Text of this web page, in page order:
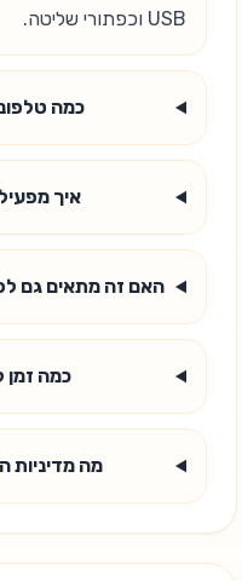
USB וכפתורי שליטה.
כמה
איך
האם זה מתאים גם
כמה
מה מדיניות